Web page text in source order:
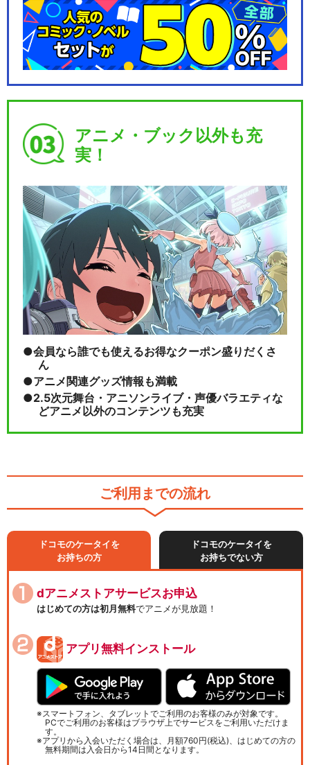
まっててね！コイキング － ポ
ゲンガーになっちゃった！？
－ ポケモンアニメ…
閉じる
アニメ・ブック以外も充
実！
会員なら誰でも使えるお得なクーポン盛りだくさ
ん
アニメ関連グッズ情報も満載
2.5次元舞台・アニソンライブ・声優バラエティな
どアニメ以外のコンテンツも充実
ご利用までの流れ
ドコモのケータイを
お持ちの方
ドコモのケータイを
お持ちでない方
dアニメストアサービスお申込
はじめての方は初月無料でアニメが見放題！
アプリ無料インストール
スマートフォン、タブレットでご利用のお客様のみが対象です。
PCでご利用のお客様はブラウザ上でサービスをご利用いただけま
す。
アプリから入会いただく場合は、月額760円(税込)、はじめての方の
無料期間は入会日から14日間となります。